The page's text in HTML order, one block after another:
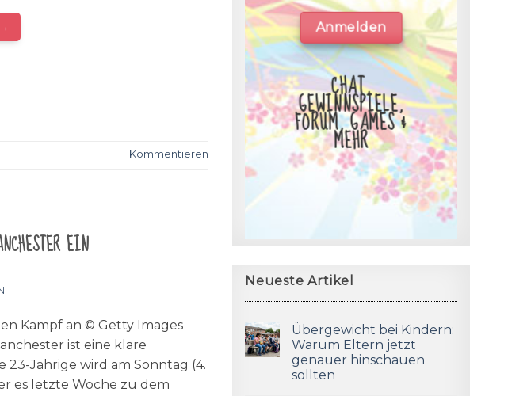
→
Kommentieren
ein
Kampf an © Getty Images
ist eine klare
23-Jährige wird am Sonntag (4.
es letzte Woche zu dem
Anmelden
CHAT,
GEWINNSPIELE,
FORUM, GAMES &
MEHR
Neueste Artikel
Übergewicht bei Kindern:
Warum Eltern jetzt
genauer hinschauen
sollten